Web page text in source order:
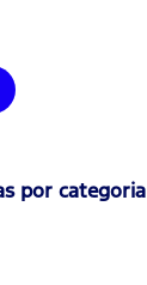
por categoria